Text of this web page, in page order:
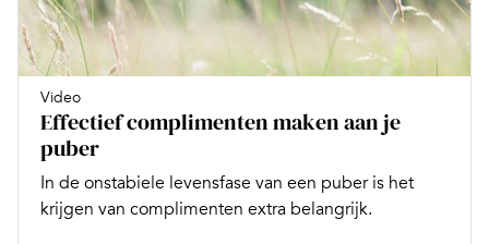
Video
Effectief complimenten maken aan je
puber
In de onstabiele levensfase van een puber is het
krijgen van complimenten extra belangrijk.